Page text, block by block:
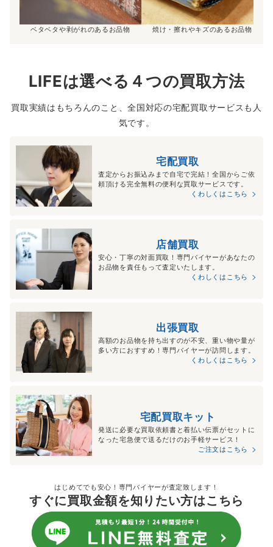
ベタベタや剥がれのあるお品物 焼け・擦れやキズのあるお品物
LIFEは選べる４つの買取方法
買取実績はもちろんのこと、全国対応の宅配買取サービスも人
気です。
宅配買取
査定からお振込みまで自宅で完結！全国からご依
頼頂ける完全無料の便利な買取サービスです。
くわしくはこちら
店舗買取
安心・丁寧の対面買取！専門バイヤーがあなたの
お品物を責任もって査定いたします。
くわしくはこちら
出張買取
高額のお品物を持ち出すのが不安、重い物や量が
多い方におすすめ！専門バイヤーが訪問します。
くわしくはこちら
宅配買取キット
発送に必要な買取依頼書と着払い伝票がセットに
なった宅急便で送るだけのお手軽サービス！
ご注文はこちら
はじめてでも安心！専門バイヤーが査定致します！
すぐに買取金額を知りたい方はこちら